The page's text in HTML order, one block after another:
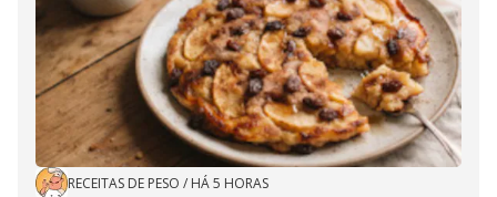
RECEITAS DE PESO / HÁ 5 HORAS